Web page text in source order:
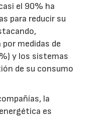
el 90% ha
para reducir su
medidas de
y los sistemas
de su consumo
la
es